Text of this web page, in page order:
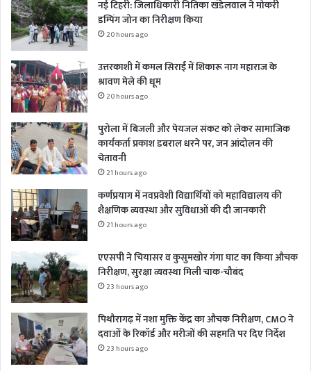
नई टिहरी: जिलाधिकारी नितिका खंडेलवाल ने मोकरी
डम्पिंग जोन का निरीक्षण किया
20 hours ago
उत्तरकाशी में कमल सिराईं में शिकारू नाग महाराज के
श्रावण मेले की धूम
20 hours ago
पुरोला में बिजली और पेयजल संकट को लेकर सामाजिक
कार्यकर्ता प्रकाश डबराल धरने पर, जन आंदोलन की
चेतावनी
21 hours ago
कर्णप्रयाग में नवप्रवेशी विद्यार्थियों को महाविद्यालय की
शैक्षणिक व्यवस्था और सुविधाओं की दी जानकारी
21 hours ago
एएसपी ने चियासर व कुसुमखोर गंगा घाट का किया औचक
निरीक्षण, सुरक्षा व्यवस्था मिली चाक-चौबंद
23 hours ago
पिथौरागढ़ में नशा मुक्ति केंद्र का औचक निरीक्षण, CMO ने
दवाओं के रिकॉर्ड और मरीजों की सहमति पर दिए निर्देश
23 hours ago